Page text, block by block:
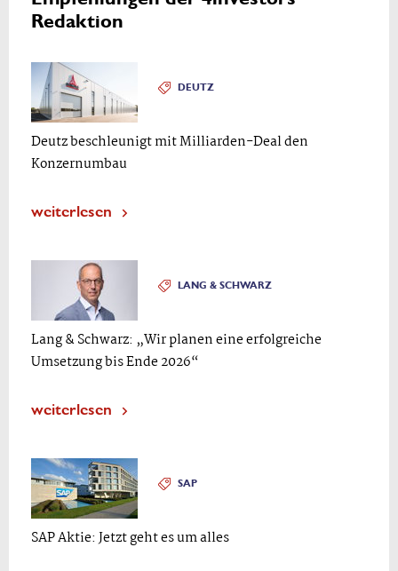
Redaktion
DEUTZ
Deutz beschleunigt mit Milliarden-Deal den
Konzernumbau
weiterlesen
LANG & SCHWARZ
Lang & Schwarz: „Wir planen eine erfolgreiche
Umsetzung bis Ende 2026“
weiterlesen
SAP
SAP Aktie: Jetzt geht es um alles